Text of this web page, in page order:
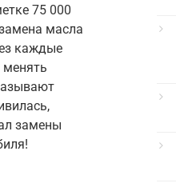
75 000
масла
каждые
замены